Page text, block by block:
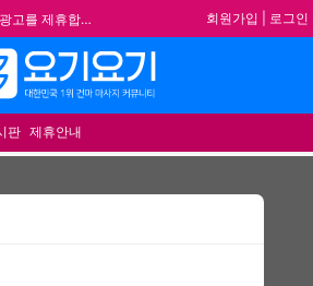
합법적이고 건전한 업체와 광고를 제휴합니다.
내★
사항 ★
원탈퇴 됩니다.
회원가입 로그인
판 제휴안내